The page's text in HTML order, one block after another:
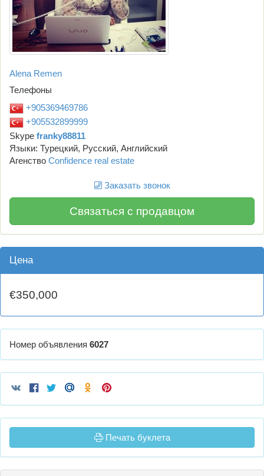
Alena Remen
Телефоны
+905369469786
+905532899999
Skype franky88811
Языки: Турецкий, Русский, Английский
Агенство Confidence real estate
Заказать звонок
Связаться с продавцом
Цена
€350,000
Номер объявления 6027
Печать буклета